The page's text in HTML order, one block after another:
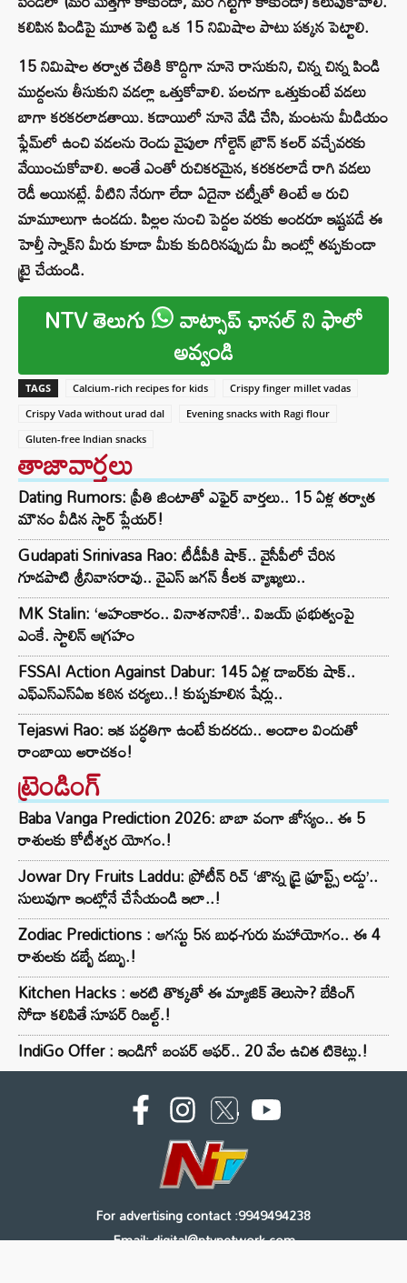
కలిపిన పిండిపై మూత పెట్టి ఒక 15 నిమిషాల పాటు పక్కన పెట్టాలి.
15 నిమిషాల తర్వాత చేతికి కొద్దిగా నూనె రాసుకుని, చిన్న చిన్న పిండి
ముద్దలను తీసుకుని వడల్లా ఒత్తుకోవాలి. పలచగా ఒత్తుకుంటే వడలు
బాగా కరకరలాడతాయి. కడాయిలో నూనె వేడి చేసి, మంటను మీడియం
ఫ్లేమ్‌లో ఉంచి వడలను రెండు వైపులా గోల్డెన్ బ్రౌన్ కలర్ వచ్చేవరకు
వేయించుకోవాలి. అంతే ఎంతో రుచికరమైన, కరకరలాడే రాగి వడలు
రెడీ అయినట్లే. వీటిని నేరుగా లేదా ఏదైనా చట్నీతో తింటే ఆ రుచి
మామూలుగా ఉండదు. పిల్లల నుంచి పెద్దల వరకు అందరూ ఇష్టపడే ఈ
హెల్తీ స్నాక్‌ని మీరు కూడా మీకు కుదిరినప్పుడు మీ ఇంట్లో తప్పకుండా
ట్రై చేయండి.
NTV తెలుగు వాట్సాప్ ఛానల్ ని ఫాలో
అవ్వండి
TAGS Calcium-rich recipes for kids
Crispy finger millet vadas
Crispy Vada without urad dal
Evening snacks with Ragi flour
Gluten-free Indian snacks
తాజావార్తలు
Dating Rumors: ప్రీతి జింటాతో ఎఫైర్ వార్తలు.. 15 ఏళ్ల తర్వాత
మౌనం వీడిన స్టార్ ప్లేయర్!
Gudapati Srinivasa Rao: టీడీపీకి షాక్‌.. వైసీపీలో చేరిన
గూడపాటి శ్రీనివాసరావు.. వైఎస్‌ జగన్‌ కీలక వ్యాఖ్యలు..
MK Stalin: ‘అహంకారం.. వినాశనానికే’.. విజయ్ ప్రభుత్వంపై
ఎంకే. స్టాలిన్ ఆగ్రహం
FSSAI Action Against Dabur: 145 ఏళ్ల డాబర్‌కు షాక్..
ఎఫ్‌ఎస్‌ఎస్‌ఏఐ కఠిన చర్యలు..! కుప్పకూలిన షేర్లు..
Tejaswi Rao: ఇక పద్ధతిగా ఉంటే కుదరదు.. అందాల విందుతో
రాంబాయి అరాచకం!
ట్రెండింగ్‌
Baba Vanga Prediction 2026: బాబా వంగా జోస్యం.. ఈ 5
రాశులకు కోటీశ్వర యోగం.!
Jowar Dry Fruits Laddu: ప్రోటీన్ రిచ్ ‘జొన్న డ్రై ఫ్రూప్ట్స్ లడ్డు’..
సులువుగా ఇంట్లోనే చేసేయండి ఇలా..!
Zodiac Predictions : ఆగస్టు 5న బుధ-గురు మహాయోగం.. ఈ 4
రాశులకు డబ్బే డబ్బు.!
Kitchen Hacks : అరటి తొక్కతో ఈ మ్యాజిక్ తెలుసా? బేకింగ్
సోడా కలిపితే సూపర్ రిజల్ట్.!
IndiGo Offer : ఇండిగో బంపర్ ఆఫర్.. 20 వేల ఉచిత టికెట్లు.!
For advertising contact :9949494238
Email: digital@ntvnetwork.com